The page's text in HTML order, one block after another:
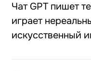
Чат GPT пишет
играет
искусственный